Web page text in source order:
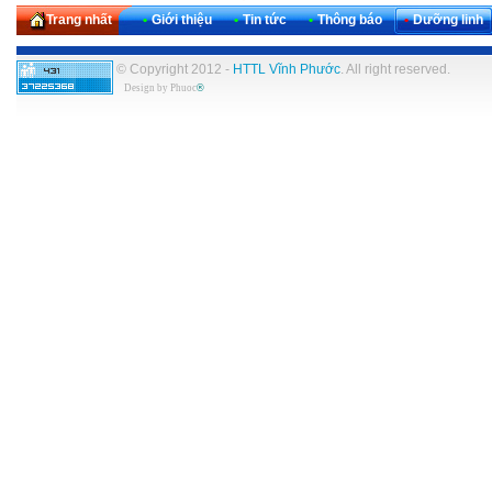
Trang nhất
• Giới thiệu • Tin tức • Thông báo • Dưỡng linh
© Copyright 2012 - HTTL Vĩnh Phước. All right reserved.
Design by Phuoc®